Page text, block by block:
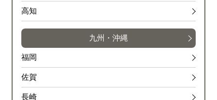
高知
九州・沖縄
福岡
佐賀
長崎